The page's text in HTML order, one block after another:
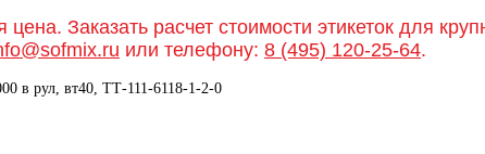
цена. Заказать расчет стоимости этикеток для
или телефону: 8 (495) 120-25-64.
в рул, вт40, ТТ-111-6118-1-2-0